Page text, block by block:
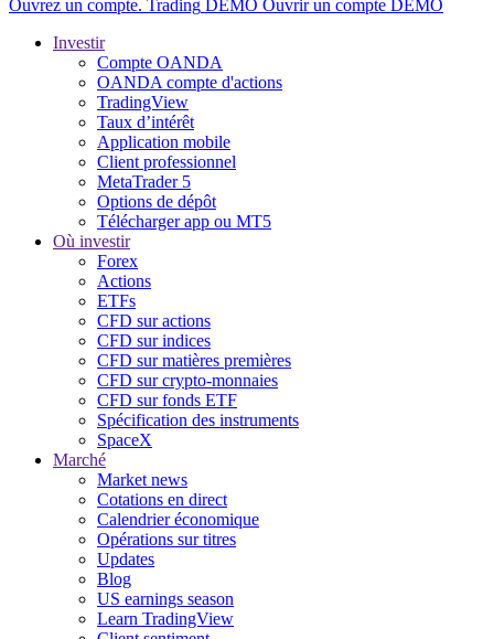
Ouvrez un compte. Trading DÉMO Ouvrir un compte DÉMO
Investir
Compte OANDA
OANDA compte d'actions
TradingView
Taux d’intérêt
Application mobile
Client professionnel
MetaTrader 5
Options de dépôt
Télécharger app ou MT5
Où investir
Forex
Actions
ETFs
CFD sur actions
CFD sur indices
CFD sur matières premières
CFD sur crypto-monnaies
CFD sur fonds ETF
Spécification des instruments
SpaceX
Marché
Market news
Cotations en direct
Calendrier économique
Opérations sur titres
Updates
Blog
US earnings season
Learn TradingView